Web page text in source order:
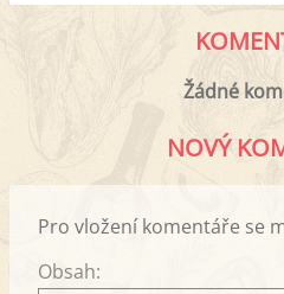
Žádné
NOVÝ
Pro vložení komentáře se
Obsah: